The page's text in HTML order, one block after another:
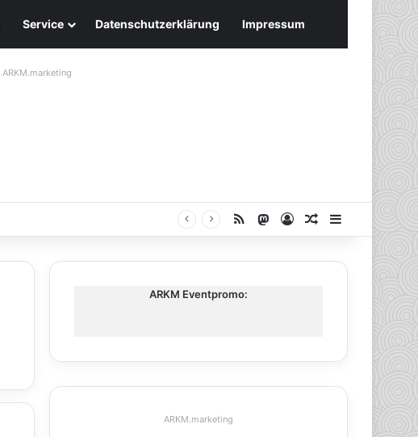
Service Datenschutzerklärung Impressum
ARKM.marketing
RSS Mastodon
AnmeldenZufälliger
ARKM Eventpromo:
ARKM.marketing